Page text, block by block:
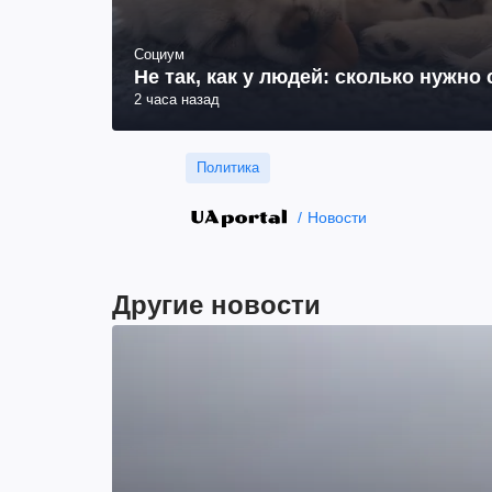
Социум
Не так, как у людей: сколько
2 часа назад
Политика
Новости
Другие новости